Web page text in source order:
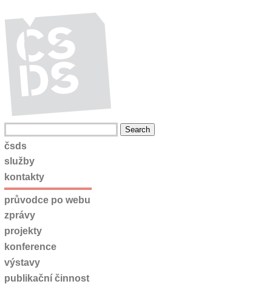
čsds
služby
kontakty
průvodce po webu
zprávy
projekty
konference
výstavy
publikační činnost